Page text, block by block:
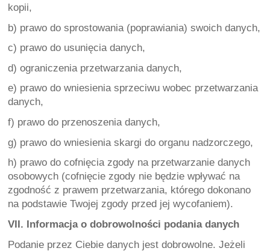
kopii,
b) prawo do sprostowania (poprawiania) swoich danych,
c) prawo do usunięcia danych,
d) ograniczenia przetwarzania danych,
e) prawo do wniesienia sprzeciwu wobec przetwarzania
danych,
f) prawo do przenoszenia danych,
g) prawo do wniesienia skargi do organu nadzorczego,
h) prawo do cofnięcia zgody na przetwarzanie danych
osobowych (cofnięcie zgody nie będzie wpływać na
zgodność z prawem przetwarzania, którego dokonano
na podstawie Twojej zgody przed jej wycofaniem).
VII. Informacja o dobrowolności podania danych
Podanie przez Ciebie danych jest dobrowolne. Jeżeli